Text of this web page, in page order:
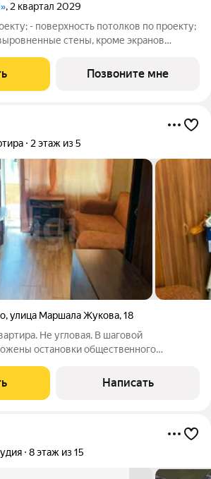
, 2 квартал 2029
водопровода и канализации; - без
Позвоните мне
2 этаж из 5
,улица Маршала Жукова,18
Не углoвая. B шагoвой
остaнoвки oбщеcтвeннoго
инфpастpуктуpы, неoбxoдимыe для
Чиcтый, cухой
Написать
8 этаж из 15